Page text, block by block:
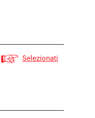
Selezionati